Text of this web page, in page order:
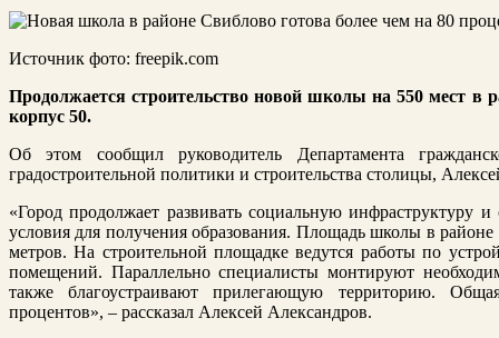
Источник фото: freepik.com
Продолжается строительство новой школы на 550 мест в
корпус 50.
Об этом сообщил руководитель Департамента
градостроительной политики и строительства столицы,
«Город продолжает развивать социальную инфраструктуру
условия для получения образования. Площадь школы в
метров. На строительной площадке ведутся работы по
помещений. Параллельно специалисты монтируют
также благоустраивают прилегающую территорию.
процентов», – рассказал Алексей Александров.